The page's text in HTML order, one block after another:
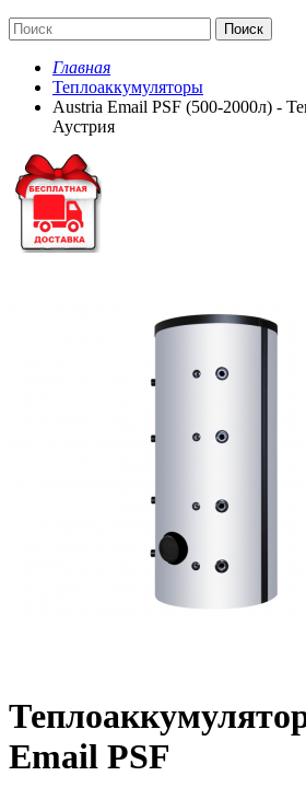
Поиск
Главная
Теплоаккумуляторы
Austria Email PSF (500-2000л) -
Аустрия
Email PSF